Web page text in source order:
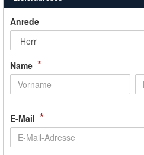
Anrede
Name *
E-Mail *